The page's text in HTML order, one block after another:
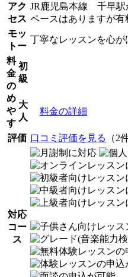
アク
セス
JR鹿児島本線 千早駅
ペースはありますが有
モッ
トー
丁寧なレッスンを心が
料
金
の
め
や
す
初
級
大
人
料金の詳細
評価 口コミ評価を見る （2
対応
コー
ス